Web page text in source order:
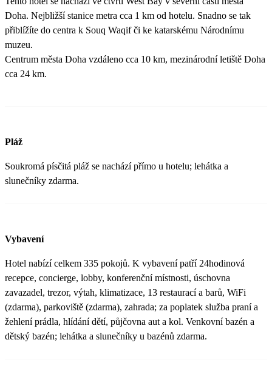
Doha. Nejbližší stanice metra cca 1 km od hotelu. Snadno se tak
přiblížíte do centra k Souq Waqif či ke katarskému Národnímu
muzeu.
Centrum města Doha vzdáleno cca 10 km, mezinárodní letiště Doha
cca 24 km.
Pláž
Soukromá písčitá pláž se nachází přímo u hotelu; lehátka a
slunečníky zdarma.
Vybavení
Hotel nabízí celkem 335 pokojů. K vybavení patří 24hodinová
recepce, concierge, lobby, konferenční místnosti, úschovna
zavazadel, trezor, výtah, klimatizace, 13 restaurací a barů, WiFi
(zdarma), parkoviště (zdarma), zahrada; za poplatek služba praní a
žehlení prádla, hlídání dětí, půjčovna aut a kol. Venkovní bazén a
dětský bazén; lehátka a slunečníky u bazénů zdarma.